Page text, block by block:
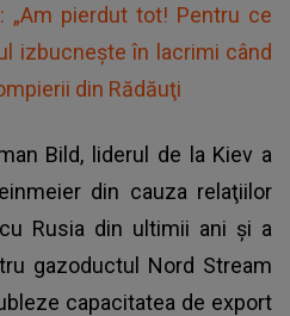
„Am pierdut tot! Pentru ce
izbucnește în lacrimi când
din Rădăuţi
Bild, liderul de la Kiev a
din cauza relaţiilor
Rusia din ultimii ani şi a
gazoductul Nord Stream
capacitatea de export